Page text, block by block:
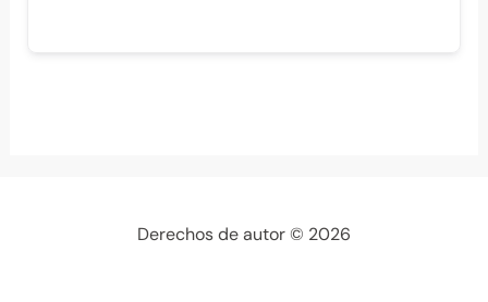
Derechos de autor © 2026